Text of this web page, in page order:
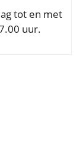
tot en met
uur.